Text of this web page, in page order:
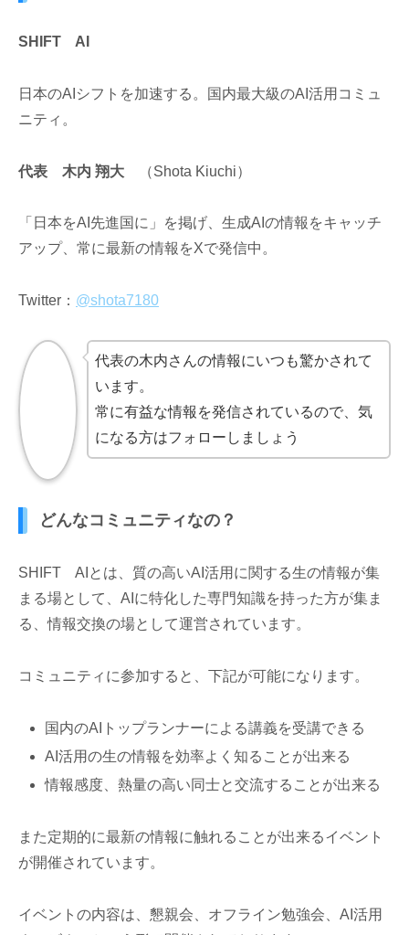
SHIFT AI
日本のAIシフトを加速する。国内最大級のAI活用コミュ
ニティ。
代表 木内 翔大 （Shota Kiuchi）
「日本をAI先進国に」を掲げ、生成AIの情報をキャッチ
アップ、常に最新の情報をXで発信中。
Twitter： @shota7180
代表の木内さんの情報にいつも驚かされて
います。
常に有益な情報を発信されているので、気
になる方はフォローしましょう
どんなコミュニティなの？
SHIFT AIとは、質の高いAI活用に関する生の情報が集
まる場として、AIに特化した専門知識を持った方が集ま
る、情報交換の場として運営されています。
コミュニティに参加すると、下記が可能になります。
国内のAIトップランナーによる講義を受講できる
AI活用の生の情報を効率よく知ることが出来る
情報感度、熱量の高い同士と交流することが出来る
また定期的に最新の情報に触れることが出来るイベント
が開催されています。
イベントの内容は、懇親会、オフライン勉強会、AI活用